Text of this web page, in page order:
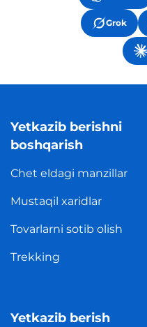
Grok
Yetkazib berishni
boshqarish
Chet eldagi manzillar
Mustaqil xaridlar
Tovarlarni sotib olish
Trekking
Yetkazib berish